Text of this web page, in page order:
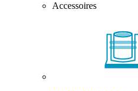
Accessoires